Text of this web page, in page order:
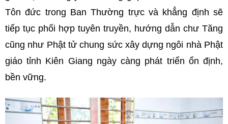
Tôn đức trong Ban Thường trực và khẳng định sẽ
tiếp tục phối hợp tuyên truyền, hướng dẫn chư Tăng
cũng như Phật tử chung sức xây dựng ngôi nhà Phật
giáo tỉnh Kiên Giang ngày càng phát triển ổn định,
bền vững.